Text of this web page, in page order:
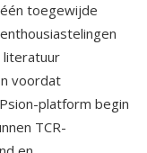
toegewijde
literatuur
voordat
platform begin
TCR-